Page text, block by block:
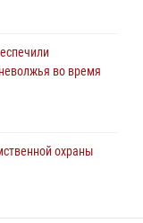
во время
охраны